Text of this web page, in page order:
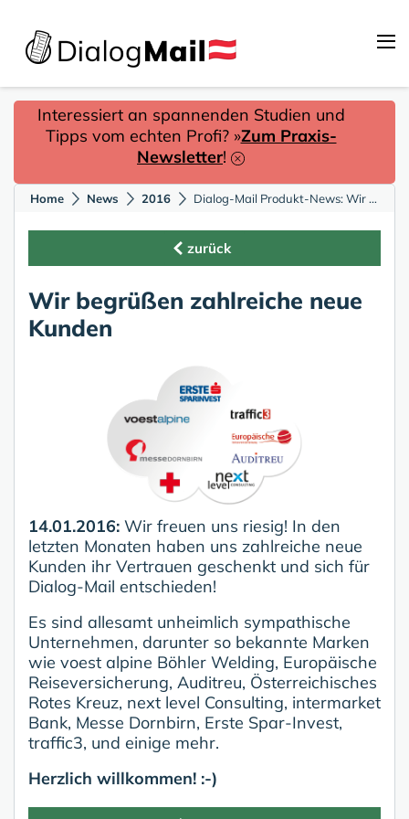
Interessiert an spannenden Studien und
Tipps vom echten Profi? »Zum Praxis-
Newsletter!
Home News 2016 Dialog-Mail Produkt-News: Wir begrüßen zahlreiche neue Kunden
zurück
Wir begrüßen zahlreiche neue
Kunden
14.01.2016: Wir freuen uns riesig! In den
letzten Monaten haben uns zahlreiche neue
Kunden ihr Vertrauen geschenkt und sich für
Dialog-Mail entschieden!
Es sind allesamt unheimlich sympathische
Unternehmen, darunter so bekannte Marken
wie voest alpine Böhler Welding, Europäische
Reiseversicherung, Auditreu, Österreichisches
Rotes Kreuz, next level Consulting, intermarket
Bank, Messe Dornbirn, Erste Spar-Invest,
traffic3, und einige mehr.
Herzlich willkommen! :-)